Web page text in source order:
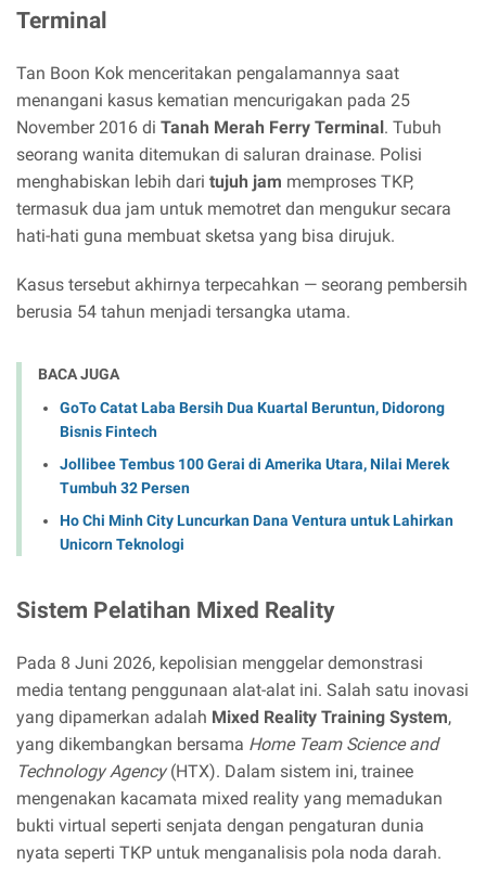
Terminal
Tan Boon Kok menceritakan pengalamannya saat
menangani kasus kematian mencurigakan pada 25
November 2016 di Tanah Merah Ferry Terminal. Tubuh
seorang wanita ditemukan di saluran drainase. Polisi
menghabiskan lebih dari tujuh jam memproses TKP,
termasuk dua jam untuk memotret dan mengukur secara
hati-hati guna membuat sketsa yang bisa dirujuk.
Kasus tersebut akhirnya terpecahkan — seorang pembersih
berusia 54 tahun menjadi tersangka utama.
BACA JUGA
GoTo Catat Laba Bersih Dua Kuartal Beruntun, Didorong
Bisnis Fintech
Jollibee Tembus 100 Gerai di Amerika Utara, Nilai Merek
Tumbuh 32 Persen
Ho Chi Minh City Luncurkan Dana Ventura untuk Lahirkan
Unicorn Teknologi
Sistem Pelatihan Mixed Reality
Pada 8 Juni 2026, kepolisian menggelar demonstrasi
media tentang penggunaan alat-alat ini. Salah satu inovasi
yang dipamerkan adalah Mixed Reality Training System,
yang dikembangkan bersama Home Team Science and
Technology Agency(HTX). Dalam sistem ini, trainee
mengenakan kacamata mixed reality yang memadukan
bukti virtual seperti senjata dengan pengaturan dunia
nyata seperti TKP untuk menganalisis pola noda darah.